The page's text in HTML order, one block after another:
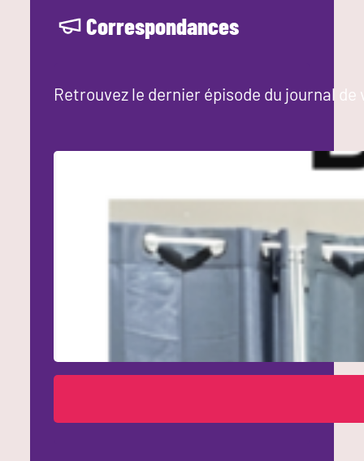
Correspondances
Retrouvez le dernier épisode du journal